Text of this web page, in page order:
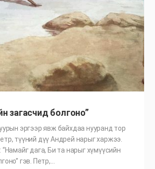
загасчид болгоно”
эргээр явж байхдаа нууранд тор
түүний дүү Андрей нарыг харжээ.
“Намайг дага, Би та нарыг хүмүүсийн
гэв. Петр,…